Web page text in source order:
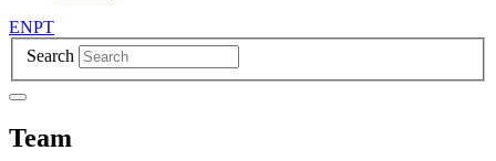
ENPT
Search
Team